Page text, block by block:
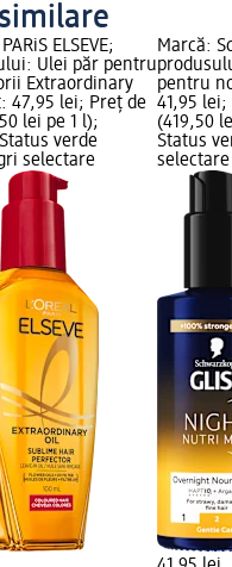
ELSEVE;
Ulei păr pentru
Extraordinary
47,95 lei; Preț de
lei pe 1 l);
verde
selectare
Marcă:
pentru
41,95
(419,50
Status